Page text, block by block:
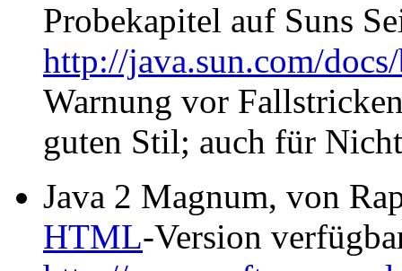
Probekapitel auf Suns
http://java.sun.com/
Warnung vor
guten Stil; auch für
Java 2 Magnum, von
HTML-Version